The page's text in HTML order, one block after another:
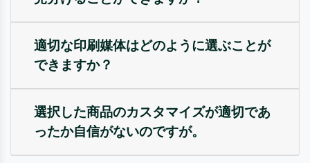
適切な印刷媒体はどのように選ぶことが
できますか？
選択した商品のカスタマイズが適切であ
ったか自信がないのですが。